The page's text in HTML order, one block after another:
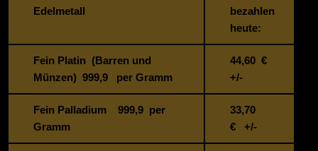
Edelmetall
bezahlen
heute:
Fein Platin (Barren und
Münzen) 999,9 per Gramm
44,60 €
+/-
Fein Palladium 999,9 per
Gramm
33,70
€ +/-